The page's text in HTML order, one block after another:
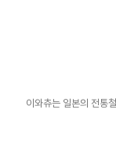
이와츄는 일본의 전통